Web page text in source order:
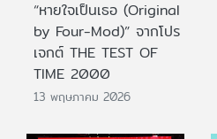
“หายใจเป็นเธอ (Original
by Four-Mod)” จากโปร
เจกต์ THE TEST OF
TIME 2000
13 พฤษภาคม 2026